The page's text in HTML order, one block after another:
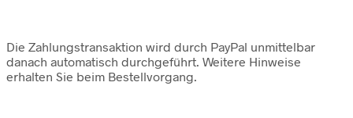
Die Zahlungstransaktion wird durch PayPal unmittelbar
danach automatisch durchgeführt. Weitere Hinweise
erhalten Sie beim Bestellvorgang.